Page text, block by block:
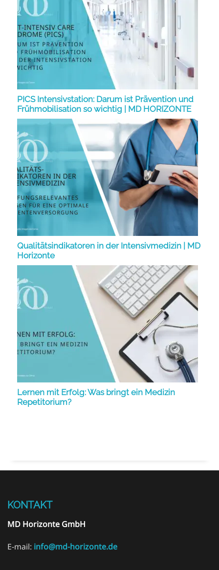
PICS Intensivstation: Darum ist Prävention und
Frühmobilisation so wichtig | MD HORIZONTE
Qualitätsindikatoren in der Intensivmedizin | MD
Horizonte
Lernen mit Erfolg: Was bringt ein Medizin
Repetitorium?
KONTAKT
MD Horizonte GmbH
E-mail: info@md-horizonte.de